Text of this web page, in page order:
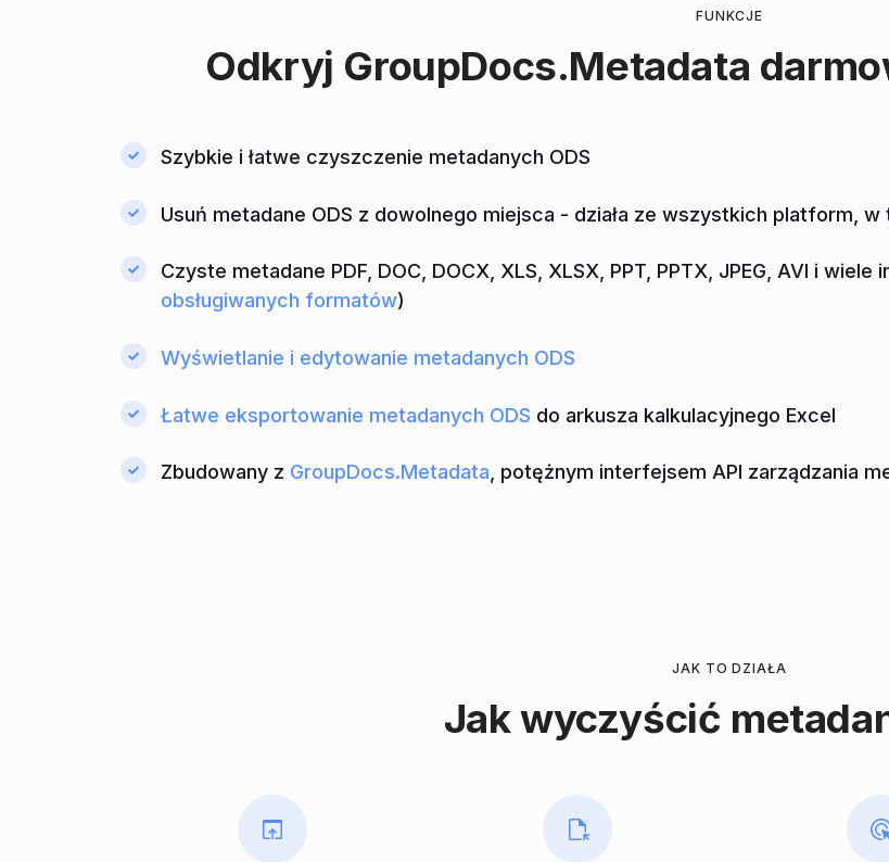
FUNKCJE
Odkryj GroupDocs.Metadata
Szybkie i łatwe czyszczenie metadanych ODS
Usuń metadane ODS z dowolnego miejsca - działa ze wszystkich platform,
Czyste metadane PDF, DOC, DOCX, XLS, XLSX, PPT, PPTX, JPEG, AVI i
obsługiwanych formatów)
Wyświetlanie i edytowanie metadanych ODS
Łatwe eksportowanie metadanych ODS do arkusza kalkulacyjnego Excel
Zbudowany z GroupDocs.Metadata , potężnym interfejsem API zarządzania
JAK TO DZIAŁA
Jak wyczyścić